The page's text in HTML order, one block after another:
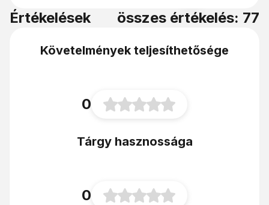
Értékelések összes értékelés: 77
Követelmények teljesíthetősége
0
Tárgy hasznossága
0